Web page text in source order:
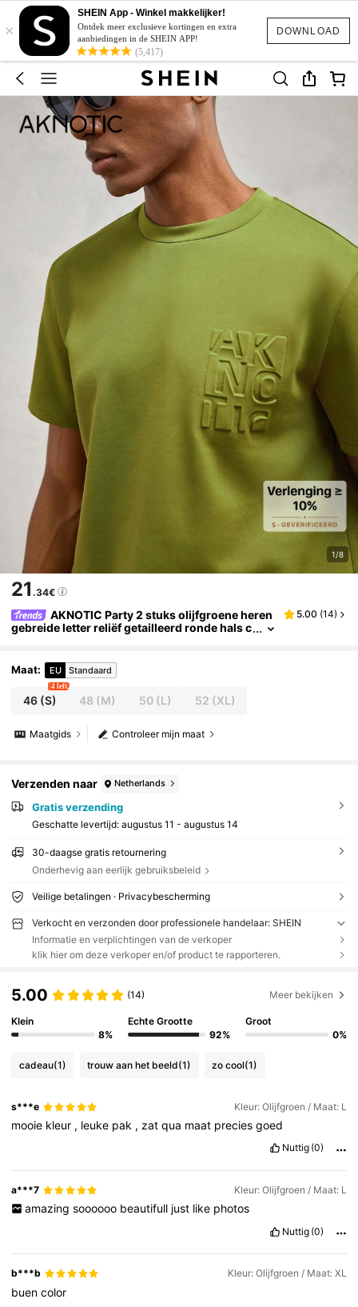
DOWNLOAD
×
SHEIN App - Winkel makkelijker!
Ontdek meer exclusieve kortingen en extra
aanbiedingen in de SHEIN APP!
(5,417)
1/8
21 .34€
AKNOTIC Party 2 stuks olijfgroene heren
gebreide letter reliëf getailleerd ronde hals c
5.00 (14)
Maat: EU Standaard
46(S)
4 left
48 (M) 50(L) 52 (XL)
Controleer mijn maat
Maatgids
Verzenden naar Netherlands
Gratis verzending
Geschatte levertijd: augustus 11 - augustus 14
30-daagse gratis retournering
Onderhevig aan eerlijk gebruiksbeleid
Veilige betalingen · Privacybescherming
Verkocht en verzonden door professionele handelaar: SHEIN
Informatie en verplichtingen van de verkoper
klik hier om deze verkoper en/of product te rapporteren.
5.00 (14) Meer bekijken
Klein
8%
Echte Grootte
92%
Groot
0%
cadeau(1) trouw aan het beeld(1) zo cool(1)
s***e Kleur: Olijfgroen / Maat: L
mooie kleur , leuke pak , zatqua maat preciesgoed
Nuttig (0)
a***7 Kleur: Olijfgroen / Maat: L
amazing soooooo beautifull just like photos
Nuttig (0)
b***b Kleur: Olijfgroen / Maat: XL
buencolor